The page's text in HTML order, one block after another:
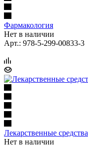
Фармакология
Нет в наличии
Арт.: 978-5-299-00833-3
Лекарственные средства
Нет в наличии